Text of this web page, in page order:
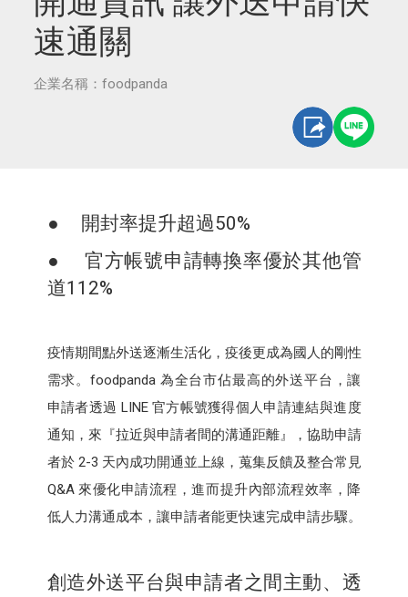
速通關
企業名稱：foodpanda
● 開封率提升超過50%
● 官方帳號申請轉換率優於其他管
道112%
疫情期間點外送逐漸生活化，疫後更成為國人的剛性
需求。foodpanda 為全台市佔最高的外送平台，讓
申請者透過 LINE 官方帳號獲得個人申請連結與進度
通知，來『拉近與申請者間的溝通距離』，協助申請
者於 2-3 天內成功開通並上線，蒐集反饋及整合常見
Q&A 來優化申請流程，進而提升內部流程效率，降
低人力溝通成本，讓申請者能更快速完成申請步驟。
創造外送平台與申請者之間主動、透